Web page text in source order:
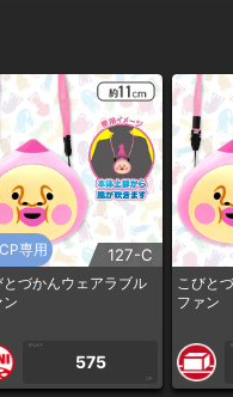
CP専用 127-C
とづかんウェアラブル
ン
1PLAY
575
CP
こびと
ファン